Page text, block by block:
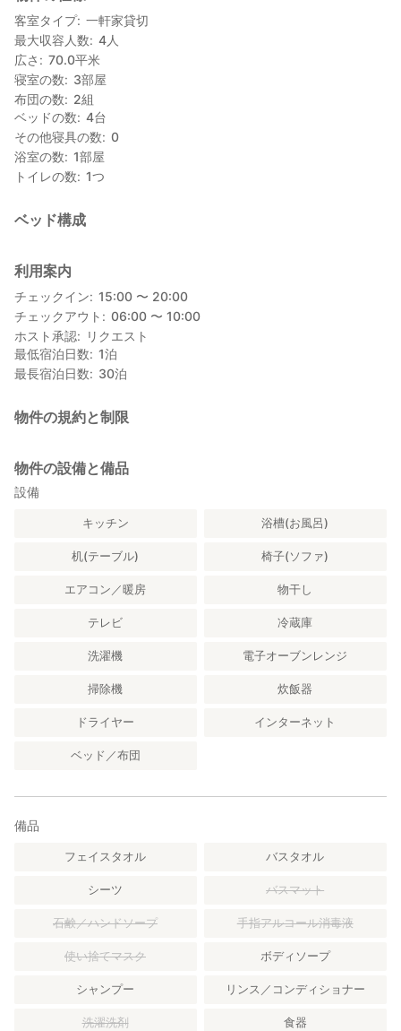
客室タイプ 一軒家貸切
最大収容人数
4人
広さ
70.0平米
寝室の数
3部屋
布団の数
2組
ベッドの数
4台
その他寝具の数
0
浴室の数
1部屋
トイレの数
1つ
ベッド構成
利用案内
チェックイン
15:00 〜 20:00
チェックアウト
06:00 〜 10:00
ホスト承認
リクエスト
最低宿泊日数
1泊
最長宿泊日数
30泊
物件の規約と制限
物件の設備と備品
設備
キッチン 浴槽(お風呂)
机(テーブル) 椅子(ソファ)
エアコン／暖房 物干し
テレビ 冷蔵庫
洗濯機 電子オーブンレンジ
掃除機 炊飯器
ドライヤー インターネット
ベッド／布団
備品
フェイスタオル バスタオル
シーツ バスマット
石鹸／ハンドソープ 手指アルコール消毒液
使い捨てマスク ボディソープ
シャンプー リンス／コンディショナー
洗濯洗剤 食器